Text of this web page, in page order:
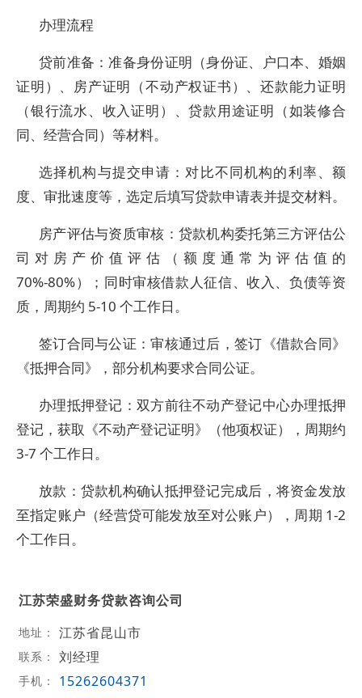
办理流程
贷前准备：准备身份证明（身份证、户口本、婚姻
证明）、房产证明（不动产权证书）、还款能力证明
（银行流水、收入证明）、贷款用途证明（如装修合
同、经营合同）等材料。
选择机构与提交申请：对比不同机构的利率、额
度、审批速度等，选定后填写贷款申请表并提交材料。
房产评估与资质审核：贷款机构委托第三方评估公
司对房产价值评估（额度通常为评估值的
70%-80%）；同时审核借款人征信、收入、负债等资
质，周期约 5-10 个工作日。
签订合同与公证：审核通过后，签订《借款合同》
《抵押合同》，部分机构要求合同公证。
办理抵押登记：双方前往不动产登记中心办理抵押
登记，获取《不动产登记证明》（他项权证），周期约
3-7 个工作日。
放款：贷款机构确认抵押登记完成后，将资金发放
至指定账户（经营贷可能发放至对公账户），周期 1-2
个工作日。
江苏荣盛财务贷款咨询公司
地址： 江苏省昆山市
联系： 刘经理
手机： 15262604371